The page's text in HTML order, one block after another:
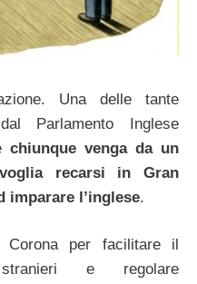
Una delle tante
Parlamento Inglese
chiunque venga da un
recarsi in Gran
imparare l’inglese.
per facilitare il
e regolare